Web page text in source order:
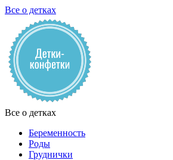
Все о детках
Все о детках
Беременность
Роды
Груднички